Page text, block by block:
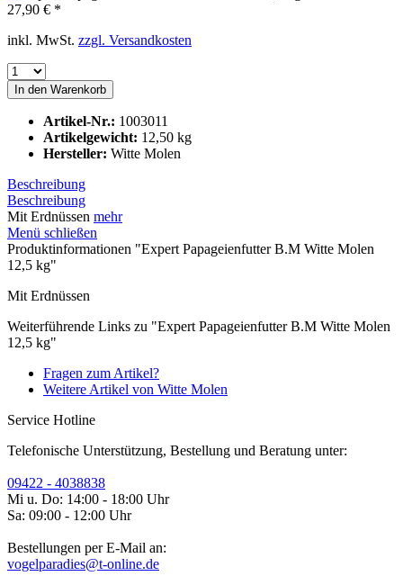
27,90 € *
inkl. MwSt. zzgl. Versandkosten
In den Warenkorb
Artikel-Nr.: 1003011
Artikelgewicht: 12,50 kg
Hersteller: Witte Molen
Beschreibung
Beschreibung
Mit Erdnüssen mehr
Menü schließen
Produktinformationen "Expert Papageienfutter B.M Witte Molen
12,5 kg"
Mit Erdnüssen
Weiterführende Links zu "Expert Papageienfutter B.M Witte Molen
12,5 kg"
Fragen zum Artikel?
Weitere Artikel von Witte Molen
Service Hotline
Telefonische Unterstützung, Bestellung und Beratung unter:
09422 - 4038838
Mi u. Do: 14:00 - 18:00 Uhr
Sa: 09:00 - 12:00 Uhr
Bestellungen per E-Mail an:
vogelparadies@t-online.de